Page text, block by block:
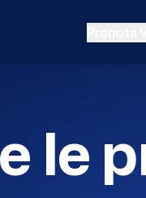
Prestazioni
le